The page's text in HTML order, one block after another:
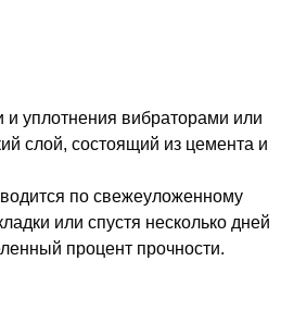
и уплотнения вибраторами или
слой, состоящий из цемента и
по свежеуложенному
или спустя несколько дней
процент прочности.